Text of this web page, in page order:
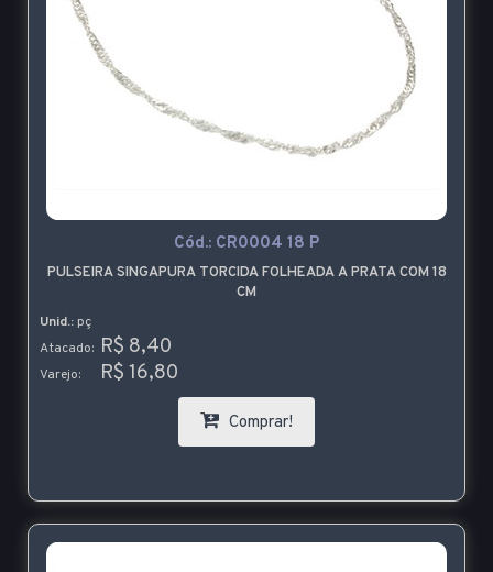
Cód.: CR0004 18 P
PULSEIRA SINGAPURA TORCIDA FOLHEADA A PRATA COM 18
CM
Unid.: pç
Atacado: R$ 8,40
Varejo: R$ 16,80
Comprar!